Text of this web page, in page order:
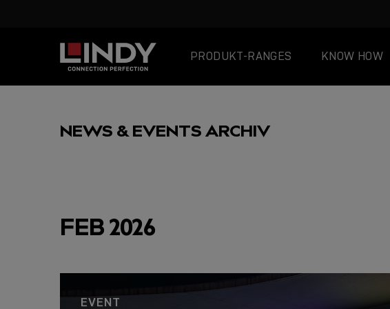
PRODUKT-RANGES KNOW HOW
NEWS & EVENTS ARCHIV
AUSGEWÄHLT
USB C
FEB 2026
EVENT